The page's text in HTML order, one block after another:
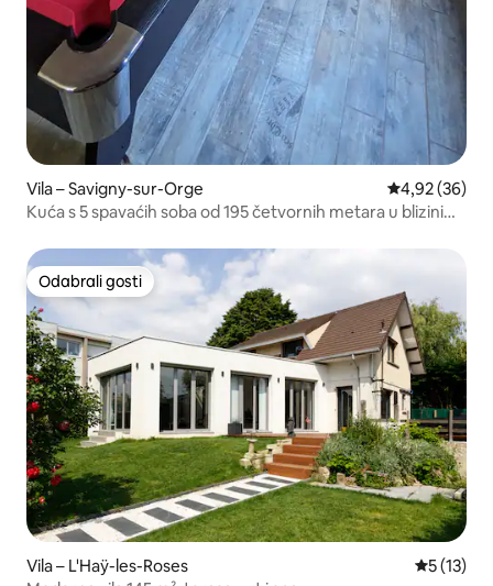
Vila – Savigny-sur-Orge Prosječna
4,92 (36)
Kuća s 5 spavaćih soba od 195 četvornih metara u blizini
Odabrali gosti
Odabrali gosti
Vila – L'Haÿ-les-Roses Prosječna
5 (13)